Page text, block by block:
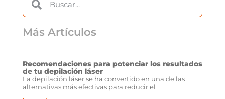
Más Artículos
Recomendaciones para potenciar los resultados
de tu depilación láser
La depilación láser se ha convertido en una de las
alternativas más efectivas para reducir el